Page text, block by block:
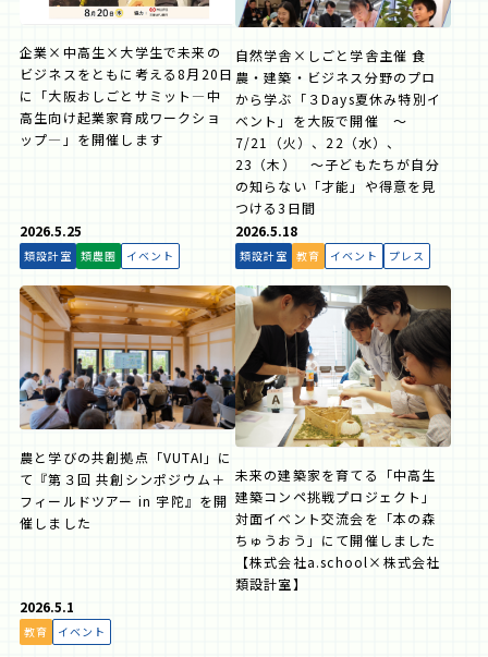
企業×中高生×大学生で未来の
ビジネスをともに考える8月20日
に「大阪おしごとサミット―中
高生向け起業家育成ワークショ
ップ―」を開催します
自然学舎×しごと学舎主催 食
農・建築・ビジネス分野のプロ
から学ぶ「３Days夏休み特別イ
ベント」を大阪で開催 ～
7/21（火）、22（水）、
23（木） ～子どもたちが自分
の知らない「才能」や得意を見
つける3日間
2026.5.25
イベント
類設計室 類農園
農と学びの共創拠点「VUTAI」に
て『第３回 共創シンポジウム＋
フィールドツアー in 宇陀』を開
催しました
2026.5.18
イベント プレス
教育
類設計室
未来の建築家を育てる「中高生
建築コンペ挑戦プロジェクト」
対面イベント交流会を「本の森
ちゅうおう」にて開催しました
【株式会社a.school×株式会社
類設計室】
2026.5.1
イベント
教育